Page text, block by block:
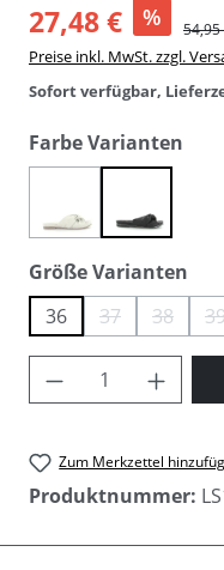
27,48 € % 54,95
Preise inkl. MwSt. zzgl.
Sofort verfügbar,
Farbe Varianten
creme weiß
(Diese Option ist
schwarz
Größe Varianten
36
37(Diese Option
38(Diese
Produkt
Zum Merkzettel
Produktnummer: